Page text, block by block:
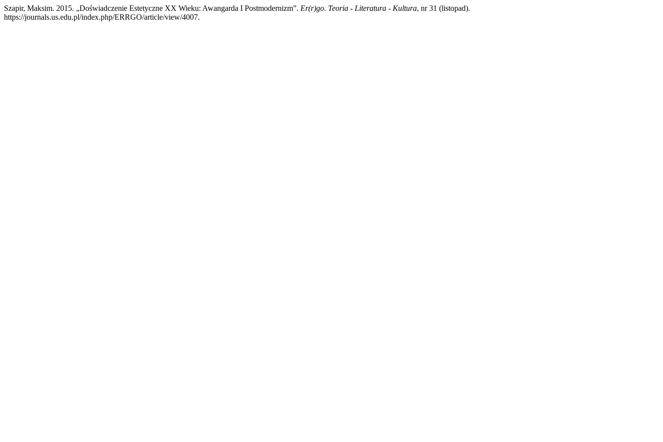
Szapir, Maksim. 2015. „Doświadczenie Estetyczne XX Wieku: Awangarda I Postmodernizm”. Er(r)go. Teoria - Literatura - Kultura, nr 31 (listopad).
https://journals.us.edu.pl/index.php/ERRGO/article/view/4007.